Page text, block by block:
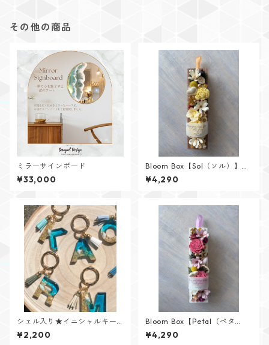
その他の商品
ミラーサインボード
¥33,000
Bloom Box【Sol（ソル）】メ
ッセージカード付けられます✨
¥4,290
シェル入り★イニシャルキー
リング【Cristal Oceanシリー
ズ】
¥2,200
Bloom Box【Petal（ペタ
ル）】メッセージカード付け
られます✨
¥4,290